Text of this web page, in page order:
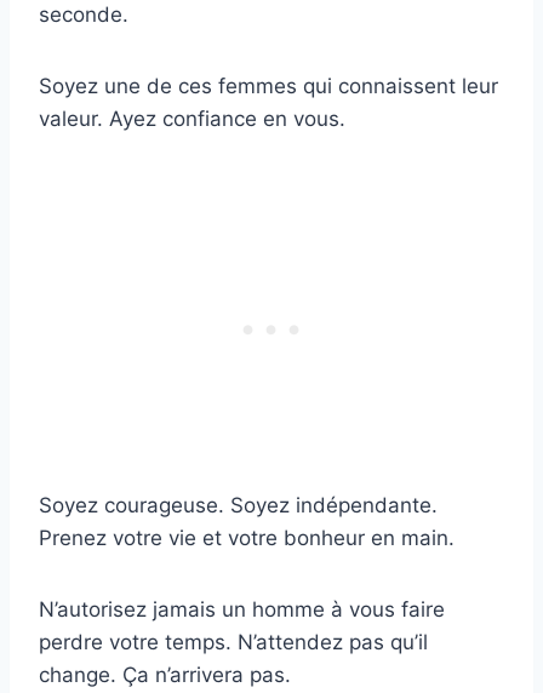
seconde.
Soyez une de ces femmes qui connaissent leur
valeur. Ayez confiance en vous.
Soyez courageuse. Soyez indépendante.
Prenez votre vie et votre bonheur en main.
N’autorisez jamais un homme à vous faire
perdre votre temps. N’attendez pas qu’il
change. Ça n’arrivera pas.